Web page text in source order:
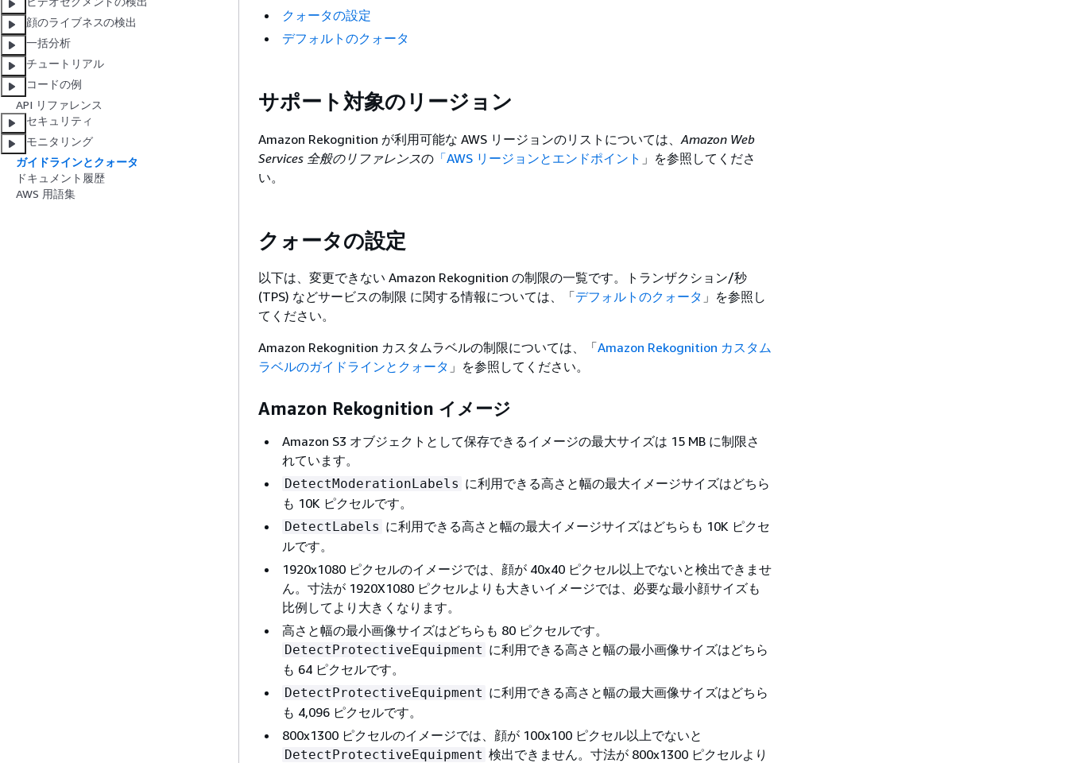
顔のライブネスの検出
一括分析
チュートリアル
コードの例
API リファレンス
セキュリティ
モニタリング
ガイドラインとクォータ
ドキュメント履歴
AWS 用語集
クォータの設定
デフォルトのクォータ
サポート対象のリージョン
Amazon Rekognition が利用可能な AWS リージョンのリストについては、 Amazon Web
Services 全般のリファレンスの 「AWS リージョンとエンドポイント 」を参照してくださ
い。
クォータの設定
以下は、変更できない Amazon Rekognition の制限の一覧です。トランザクション/秒
(TPS) などサービスの制限 に関する情報については、「デフォルトのクォータ 」を参照し
てください。
Amazon Rekognition カスタムラベルの制限については、「Amazon Rekognition カスタム
ラベルのガイドラインとクォータ 」を参照してください。
Amazon Rekognition イメージ
Amazon S3 オブジェクトとして保存できるイメージの最大サイズは 15 MB に制限さ
れています。
DetectModerationLabels に利用できる高さと幅の最大イメージサイズはどちら
も 10K ピクセルです。
DetectLabels に利用できる高さと幅の最大イメージサイズはどちらも 10K ピクセ
ルです。
1920x1080 ピクセルのイメージでは、顔が 40x40 ピクセル以上でないと検出できませ
ん。寸法が 1920X1080 ピクセルよりも大きいイメージでは、必要な最小顔サイズも
比例してより大きくなります。
高さと幅の最小画像サイズはどちらも 80 ピクセルです。
DetectProtectiveEquipment に利用できる高さと幅の最小画像サイズはどちら
も 64 ピクセルです。
DetectProtectiveEquipment に利用できる高さと幅の最大画像サイズはどちら
も 4,096 ピクセルです。
800x1300 ピクセルのイメージでは、顔が 100x100 ピクセル以上でないと
DetectProtectiveEquipment 検出できません。寸法が 800x1300 ピクセルより